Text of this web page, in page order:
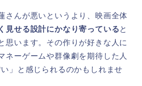
さんが悪いというより、映画全体
見せる設計にかなり寄っていると
思います。その作りが好きな人に
ネーゲームや群像劇を期待した人
」と感じられるのかもしれませ